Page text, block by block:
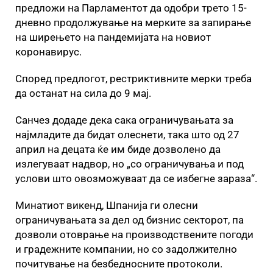
предложи на Парламентот да одобри трето 15-
дневно продолжување на мерките за запирање
на ширењето на пандемијата на новиот
коронавирус.
Според предлогот, рестриктивните мерки треба
да останат на сила до 9 мај.
Санчез додаде дека сака ограничувањата за
најмладите да бидат олеснети, така што од 27
април на децата ќе им биде дозволено да
излегуваат надвор, но „со ограничувања и под
услови што овозможуваат да се избегне зараза“.
Минатиот викенд, Шпанија ги олесни
ограничувањата за дел од бизнис секторот, па
дозволи отоврање на производствените погоди
и градежните компании, но со задолжително
почитување на безбедносните протоколи.